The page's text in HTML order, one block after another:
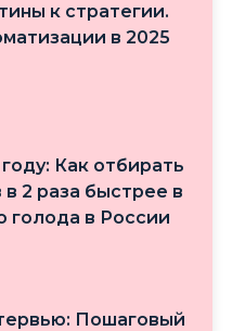
к стратегии.
в 2025
Как отбирать
2 раза быстрее в
голода в России
Пошаговый